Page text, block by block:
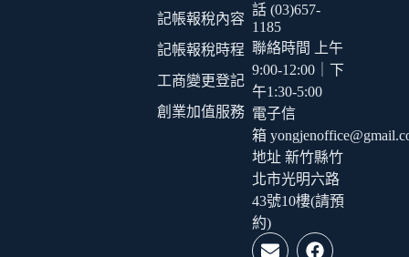
記帳報稅內容
記帳報稅時程
工商變更登記
創業加值服務
話 (03)657-
1185
聯絡時間 上午
9:00-12:00｜下
午1:30-5:00
電子信
箱
地址 新竹縣竹
北市光明六路
43號10樓(請預
約)